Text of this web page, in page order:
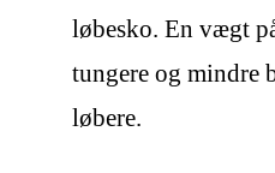
løbesko. En vægt
tungere og mindre
løbere.